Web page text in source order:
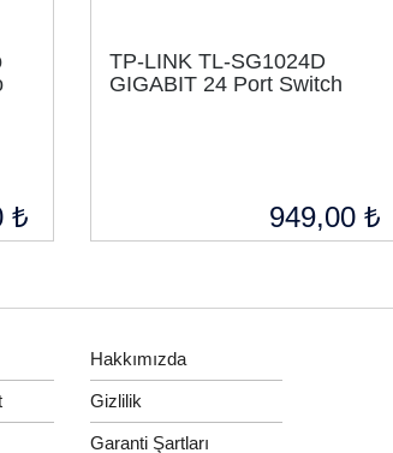
₺
TP-LINK TL-SG1024D
GIGABIT 24 Port Switch
949,00 ₺
Hakkımızda
Gizlilik
Garanti Şartları